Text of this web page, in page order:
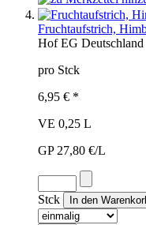
Fruchtaufstrich,
Hof EG Deutschland
pro Stck
6,95 € *
VE 0,25 L
GP 27,80 €/L
Stck